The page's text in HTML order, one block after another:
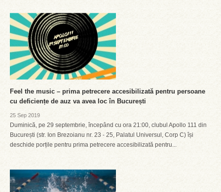
Feel the music – prima petrecere accesibilizată pentru persoane
cu deficiențe de auz va avea loc în București
25 Sep 2019
Duminică, pe 29 septembrie, începând cu ora 21:00, clubul Apollo 111 din
București (str. Ion Brezoianu nr. 23 - 25, Palatul Universul, Corp C) își
deschide porțile pentru prima petrecere accesibilizată pentru...